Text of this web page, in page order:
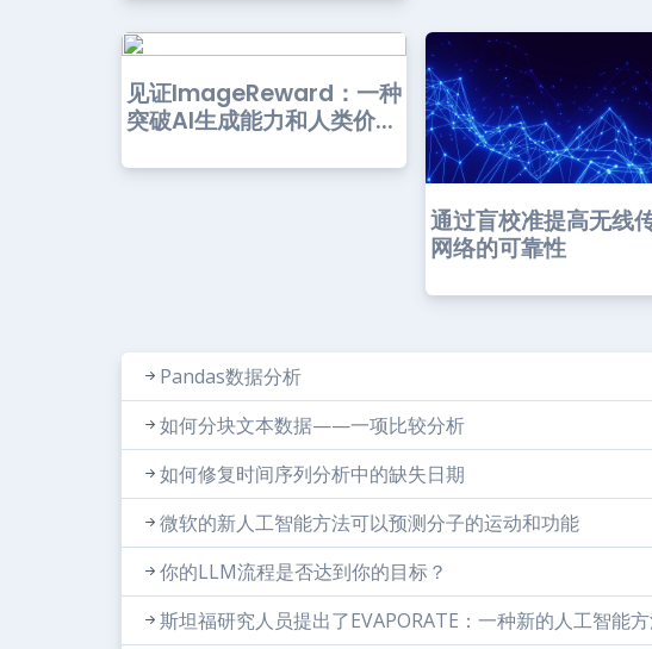
见证ImageReward：一种
突破AI生成能力和人类价...
通过盲校准提高无线
网络的可靠性
Pandas数据分析
如何分块文本数据——一项比较分析
如何修复时间序列分析中的缺失日期
微软的新人工智能方法可以预测分子的运动和功能
你的LLM流程是否达到你的目标？
斯坦福研究人员提出了EVAPORATE：一种新的人工智能